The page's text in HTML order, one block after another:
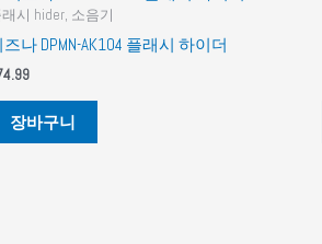
시 hider, 소음기
즈나 DPMN-AK104 플래시 하이더
장바구니